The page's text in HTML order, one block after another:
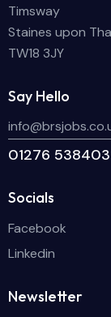
Timsway
Staines upon
TW18 3JY
Say Hello
01276 538403
Socials
Facebook
Linkedin
Newsletter